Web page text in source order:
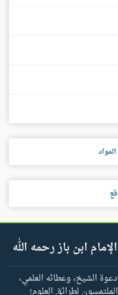
ابن باز رحمه الله
الشيخ، وعطائه العلمي،
لطرائق العلوم؛